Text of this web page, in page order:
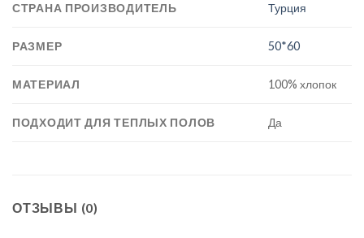
СТРАНА ПРОИЗВОДИТЕЛЬ Турция
РАЗМЕР 50*60
МАТЕРИАЛ 100% хлопок
ПОДХОДИТ ДЛЯ ТЕПЛЫХ ПОЛОВ Да
ОТЗЫВЫ (0)